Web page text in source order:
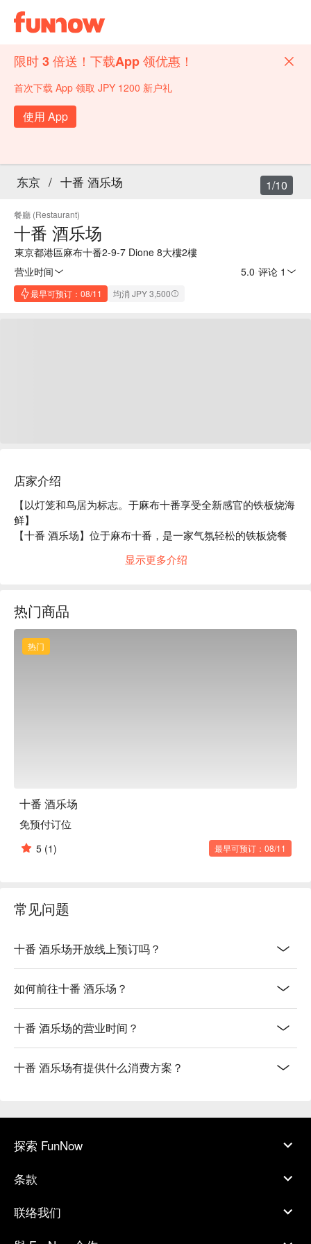
限时 3 倍送！下载App 领优惠！
首次下载 App 领取 JPY 1200 新户礼
使用 App
东京 / 十番 酒乐场
餐廳 (Restaurant)
十番 酒乐场
東京都港區麻布十番2-9-7 Dione 8大樓2樓
营业时间
5.0 评论 1
最早可预订：08/11 均消 JPY 3,500
1/10
店家介绍
【以灯笼和鸟居为标志。于麻布十番享受全新感官的铁板烧海
鲜】
【十番 酒乐场】位于麻布十番，是一家气氛轻松的铁板烧餐
氛围。店内特色为员工在客人面前料理铁板烧，且价格实惠。
式甜辣炸鸡「韩式甜辣鸡」等多样化菜单同样广受好评，每位
宾客都能找到满意的美食。适合纪念日、姐妹聚会、商务宴请
等各种场合。
※ 内容由 AI 翻译而成
显示更多介绍
热门商品
热门
十番 酒乐场
免预付订位
5 (1) 最早可预订：08/11
常见问题
十番 酒乐场开放线上预订吗？
如何前往十番 酒乐场？
十番 酒乐场的营业时间？
十番 酒乐场有提供什么消费方案？
探索 FunNow
条款
联络我们